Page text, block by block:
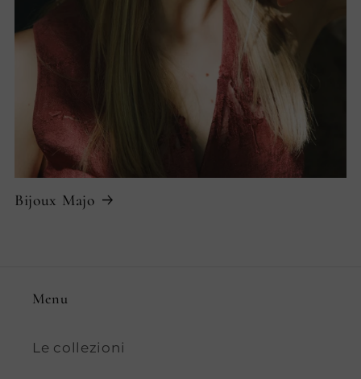
Bijoux Majo
Menu
Le collezioni